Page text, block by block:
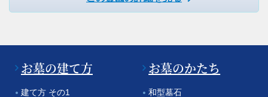
お墓の建て方
建て方 その1
お墓のかたち
和型墓石